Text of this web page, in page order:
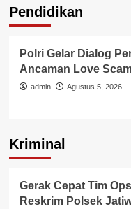
Pendidikan
Pendidikan
Polri Gelar Dialog
Ancaman Love
admin Agustus 5, 2026
Kriminal
Berita Polisi
Gerak Cepat Tim
Reskrim Polsek